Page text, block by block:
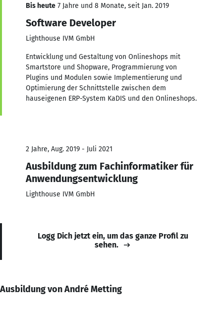
Bis heute 7 Jahre und 8 Monate, seit Jan. 2019
Software Developer
Lighthouse IVM GmbH
Entwicklung und Gestaltung von Onlineshops mit
Smartstore und Shopware, Programmierung von
Plugins und Modulen sowie Implementierung und
Optimierung der Schnittstelle zwischen dem
hauseigenen ERP-System KaDIS und den Onlineshops.
2 Jahre, Aug. 2019 - Juli 2021
Ausbildung zum Fachinformatiker für
Anwendungsentwicklung
Lighthouse IVM GmbH
Logg Dich jetzt ein, um das ganze Profil zu
sehen.
Ausbildung von André Metting